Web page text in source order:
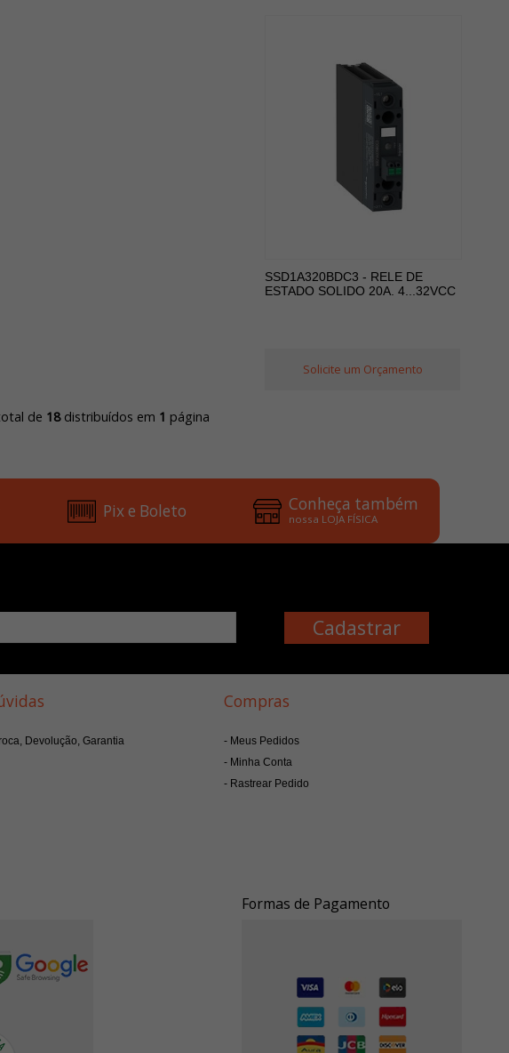
SSD1A320BDC3 - RELE DE
ESTADO SOLIDO 20A. 4...32VCC
Solicite um Orçamento
de 18distribuídos em 1 página
Pix e Boleto Conheça também
nossa LOJA FÍSICA
Devolução, Garantia
Compras
Meus Pedidos
Minha Conta
Rastrear Pedido
Formas de Pagamento